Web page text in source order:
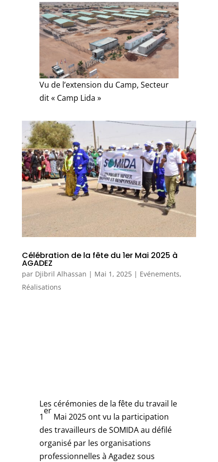
Vu de l’extension du Camp, Secteur
dit « Camp Lida »
Célébration de la fête du 1er Mai 2025 à
AGADEZ
par Djibril Alhassan | Mai 1, 2025| Evénements,
Réalisations
Les cérémonies de la fête du travail le
1
er
Mai 2025 ont vu la participation
des travailleurs de SOMIDA au défilé
organisé par les organisations
professionnelles à Agadez sous